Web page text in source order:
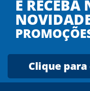
E RECEBA
Clique